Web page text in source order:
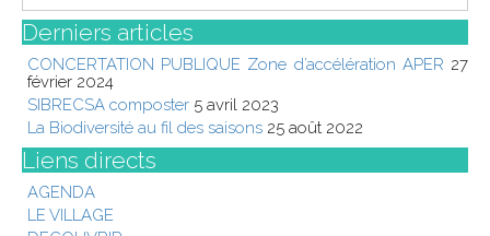
n
a
v
g
a
t
a
r
c
h
o
Derniers articles
CONCERTATION PUBLIQUE Zone d’accélération APER 27
février 2024
SIBRECSA composter 5 avril 2023
La Biodiversité au fil des saisons 25 août 2022
Liens directs
AGENDA
LE VILLAGE